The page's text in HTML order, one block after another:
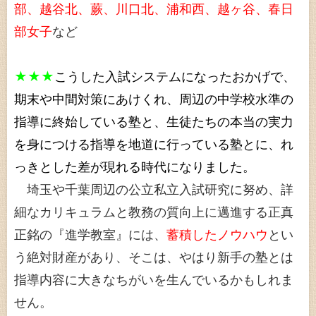
部、越谷北、蕨、川口北、浦和西、越ヶ谷、春日
部女子など
★★★こうした入試システムになったおかげで、
期末や中間対策にあけくれ、周辺の中学校水準の
指導に終始している塾と、生徒たちの本当の実力
を身につける指導を地道に行っている塾とに、れ
っきとした差が現れる時代になりました。
埼玉や千葉周辺の公立私立入試研究に努め、詳
細なカリキュラムと教務の質向上に邁進する正真
正銘の『進学教室』には、 蓄積したノウハウ とい
う絶対財産があり、そこは、やはり新手の塾とは
指導内容に大きなちがいを生んでいるかもしれま
せん。